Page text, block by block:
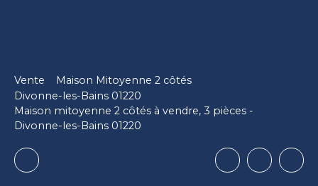
Vente
Maison Mitoyenne 2 côtés
Divonne-les-Bains 01220
Maison mitoyenne 2 côtés à vendre, 3 pièces -
Divonne-les-Bains 01220